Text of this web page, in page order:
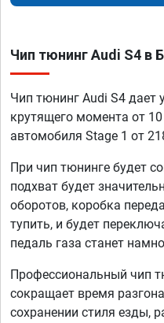
Чип тюнинг Audi S4 в
Чип тюнинг Audi S4 дает
крутящего момента от
автомобиля Stage 1 от
При чип тюнинге будет
подхват будет
оборотов, коробка
тупить, и будет
педаль газа станет
Профессиональный чип
сокращает время
сохранении стиля езды,